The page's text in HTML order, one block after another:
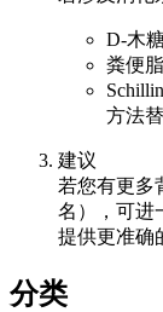
D-木
粪便
方法
建议
若您有更多
名），可进
提供更准确
分类